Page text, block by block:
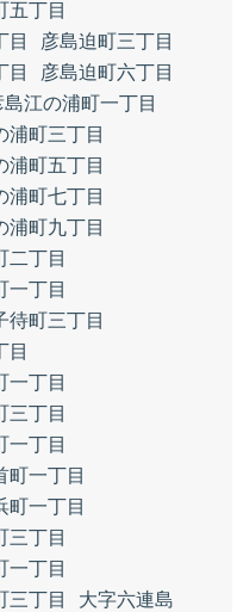
五丁目
目
彦島迫町三丁目
目
彦島迫町六丁目
島江の浦町一丁目
浦町三丁目
浦町五丁目
浦町七丁目
浦町九丁目
二丁目
一丁目
待町三丁目
目
一丁目
三丁目
一丁目
町一丁目
町一丁目
三丁目
一丁目
三丁目
大字六連島